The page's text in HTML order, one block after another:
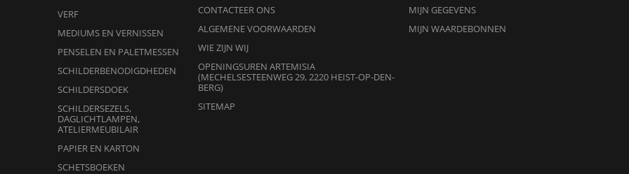
VERF
MEDIUMS EN VERNISSEN
PENSELEN EN PALETMESSEN
SCHILDERBENODIGDHEDEN
SCHILDERSDOEK
SCHILDERSEZELS,
DAGLICHTLAMPEN,
ATELIERMEUBILAIR
PAPIER EN KARTON
SCHETSBOEKEN
CONTACTEER ONS
ALGEMENE VOORWAARDEN
WIE ZIJN WIJ
OPENINGSUREN ARTEMISIA
(MECHELSESTEENWEG 29, 2220 HEIST-OP-DEN-
BERG)
SITEMAP
MIJN GEGEVENS
MIJN WAARDEBONNEN